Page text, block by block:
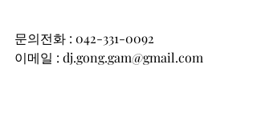
문의전화 : 042-331-0092
이메일 : dj.gong.gam@gmail.com